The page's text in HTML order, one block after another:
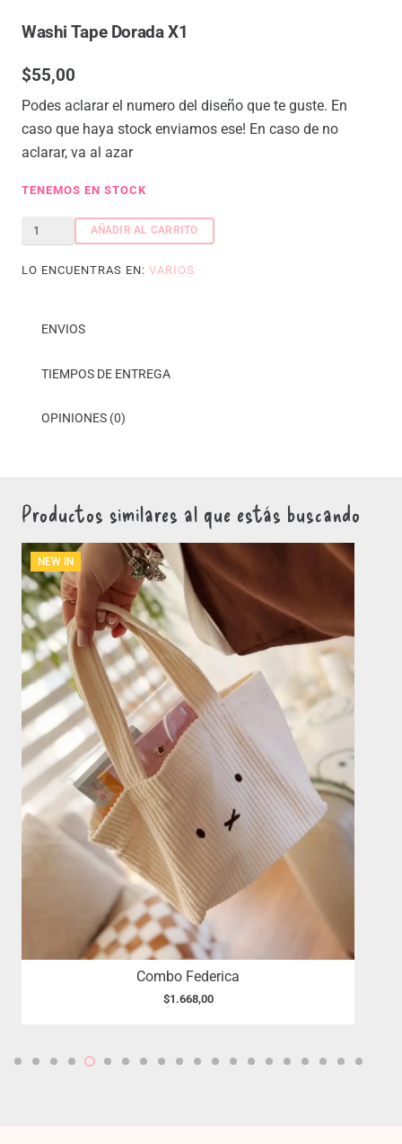
Washi Tape Dorada X1
$55,00
Podes aclarar el numero del diseño que te guste. En
caso que haya stock enviamos ese! En caso de no
aclarar, va al azar
TENEMOS EN STOCK
Washi
tape
dorada
cantidad
AÑADIR AL CARRITO
LO ENCUENTRAS EN: VARIOS
ENVIOS
TIEMPOS DE ENTREGA
OPINIONES (0)
Productos similares al que estás buscando
NEW IN
Combo Federica
$1.668,00